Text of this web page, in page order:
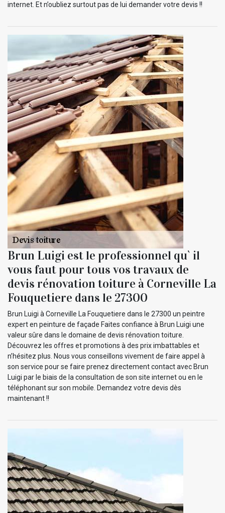
internet. Et n’oubliez surtout pas de lui demander votre devis !!
Brun Luigi est le professionnel qu` il
vous faut pour tous vos travaux de
devis rénovation toiture à Corneville La
Fouquetiere dans le 27300
Brun Luigi à Corneville La Fouquetiere dans le 27300 un peintre
expert en peinture de façade Faites confiance à Brun Luigi une
valeur sûre dans le domaine de devis rénovation toiture.
Découvrez les offres et promotions à des prix imbattables et
n’hésitez plus. Nous vous conseillons vivement de faire appel à
son service pour se faire prenez directement contact avec Brun
Luigi par le biais de la consultation de son site internet ou en le
téléphonant sur son mobile. Demandez votre devis dès
maintenant !!